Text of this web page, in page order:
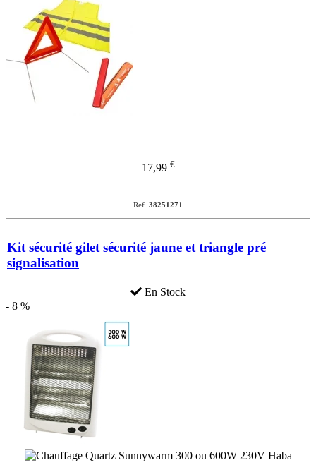
17,99 €
Ref. 38251271
Kit sécurité gilet sécurité jaune et triangle pré
signalisation
En Stock
- 8 %